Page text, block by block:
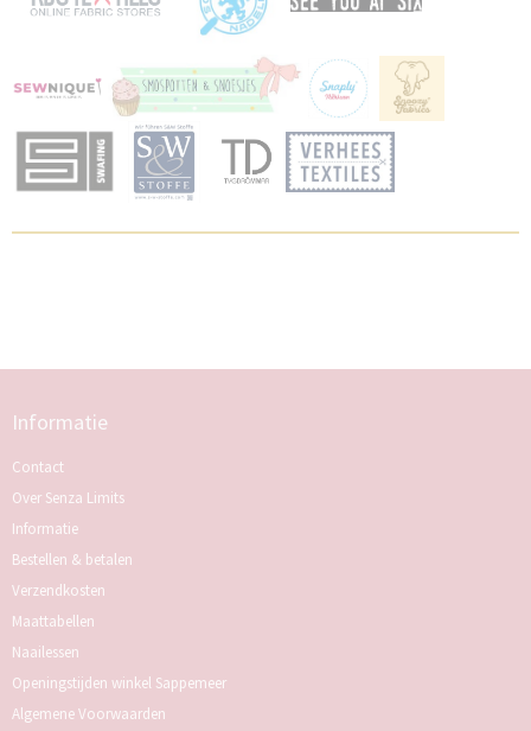
Informatie
Contact
Over Senza Limits
Informatie
Bestellen & betalen
Verzendkosten
Maattabellen
Naailessen
Openingstijden winkel Sappemeer
Algemene Voorwaarden